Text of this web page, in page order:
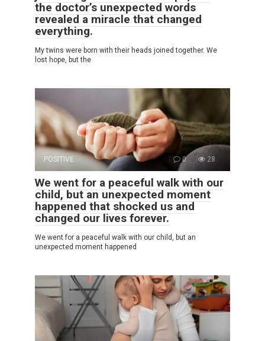
the doctor’s unexpected words
revealed a miracle that changed
everything.
My twins were born with their heads joined together. We
lost hope, but the
POSITIVE 0 28
We went for a peaceful walk with our
child, but an unexpected moment
happened that shocked us and
changed our lives forever.
We went for a peaceful walk with our child, but an
unexpected moment happened